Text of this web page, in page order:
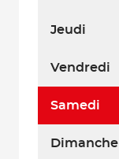
Jeudi
Vendredi
Samedi
Dimanche